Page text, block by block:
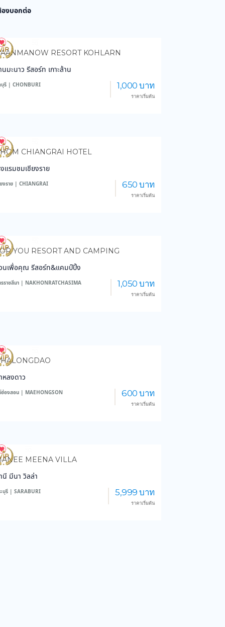
งบอกต่อ
4,077
RESORT KOHLARN
นมะนาว รีสอร์ท เกาะล้าน
รี | CHONBURI 1,000 บาท
ราคาเริ่มต้น
3,627
CHIANGRAI HOTEL
งแรมชมเชียงราย
งราย | CHIANGRAI 650 บาท
ราคาเริ่มต้น
4,297
YOU RESORT AND CAMPING
นเพื่อคุณ รีสอร์ท&แคมป์ปิ้ง
ราชสีมา | NAKHONRATCHASIMA 1,050 บาท
ราคาเริ่มต้น
6,309
หลงดาว
ฮ่องสอน | MAEHONGSON 600 บาท
ราคาเริ่มต้น
834
MEENA VILLA
นี มีนา วิลล่า
บุรี | SARABURI 5,999 บาท
ราคาเริ่มต้น